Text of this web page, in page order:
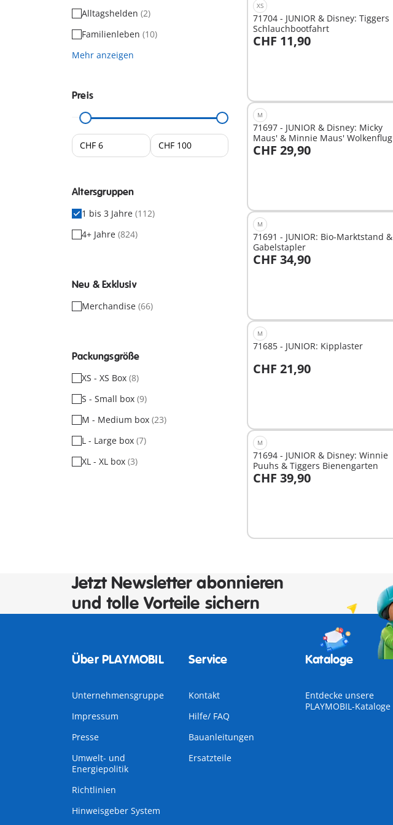
Alltagshelden (2)
Familienleben (10)
Mehr anzeigen
Preis
Altersgruppen
1 bis 3 Jahre (112)
4+ Jahre (824)
Neu & Exklusiv
Merchandise (66)
Packungsgröße
XS - XS Box (8)
S - Small box (9)
M - Medium box (23)
L - Large box (7)
XL - XL box (3)
XS
71704 - JUNIOR & Disney: Tiggers
Schlauchbootfahrt
CHF 11,90
In den Warenkorb
M
71697 - JUNIOR & Disney: Micky
Maus' & Minnie Maus' Wolkenflug
CHF 29,90
In den Warenkorb
M
71691 - JUNIOR: Bio-Marktstand &
Gabelstapler
CHF 34,90
In den Warenkorb
M
71685 - JUNIOR: Kipplaster
CHF 21,90
In den Warenkorb
M
71694 - JUNIOR & Disney: Winnie
Puuhs & Tiggers Bienengarten
CHF 39,90
In den Warenkorb
Jetzt Newsletter abonnieren
und tolle Vorteile sichern
Über PLAYMOBIL
Unternehmensgruppe
Impressum
Presse
Umwelt- und
Energiepolitik
Richtlinien
Hinweisgeber System
Service
Kontakt
Hilfe/ FAQ
Bauanleitungen
Ersatzteile
Kataloge
Entdecke unsere
PLAYMOBIL-Kataloge